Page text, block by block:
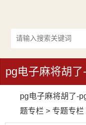
pg电子麻将胡
pg电子麻将胡了-
题专栏 > 专题专栏